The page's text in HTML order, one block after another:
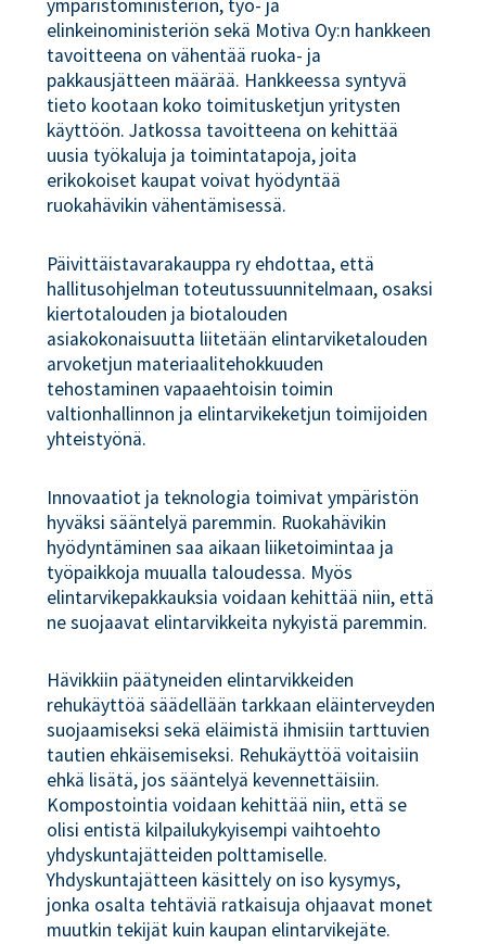
ympäristöministeriön, työ- ja
elinkeinoministeriön sekä Motiva Oy:n hankkeen
tavoitteena on vähentää ruoka- ja
pakkausjätteen määrää. Hankkeessa syntyvä
tieto kootaan koko toimitusketjun yritysten
käyttöön. Jatkossa tavoitteena on kehittää
uusia työkaluja ja toimintatapoja, joita
erikokoiset kaupat voivat hyödyntää
ruokahävikin vähentämisessä.
Päivittäistavarakauppa ry ehdottaa, että
hallitusohjelman toteutussuunnitelmaan, osaksi
kiertotalouden ja biotalouden
asiakokonaisuutta liitetään elintarviketalouden
arvoketjun materiaalitehokkuuden
tehostaminen vapaaehtoisin toimin
valtionhallinnon ja elintarvikeketjun toimijoiden
yhteistyönä.
Innovaatiot ja teknologia toimivat ympäristön
hyväksi sääntelyä paremmin. Ruokahävikin
hyödyntäminen saa aikaan liiketoimintaa ja
työpaikkoja muualla taloudessa. Myös
elintarvikepakkauksia voidaan kehittää niin, että
ne suojaavat elintarvikkeita nykyistä paremmin.
Hävikkiin päätyneiden elintarvikkeiden
rehukäyttöä säädellään tarkkaan eläinterveyden
suojaamiseksi sekä eläimistä ihmisiin tarttuvien
tautien ehkäisemiseksi. Rehukäyttöä voitaisiin
ehkä lisätä, jos sääntelyä kevennettäisiin.
Kompostointia voidaan kehittää niin, että se
olisi entistä kilpailukykyisempi vaihtoehto
yhdyskuntajätteiden polttamiselle.
Yhdyskuntajätteen käsittely on iso kysymys,
jonka osalta tehtäviä ratkaisuja ohjaavat monet
muutkin tekijät kuin kaupan elintarvikejäte.